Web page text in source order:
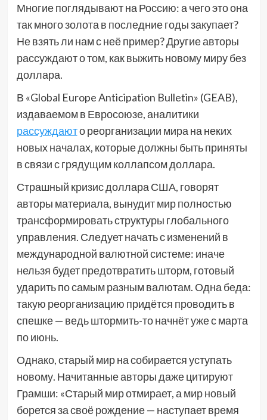
Многие поглядывают на Россию: а чего это она
так много золота в последние годы закупает?
Не взять ли нам с неё пример? Другие авторы
рассуждают о том, как выжить новому миру без
доллара.
В «Global Europe Anticipation Bulletin» (GEAB),
издаваемом в Евросоюзе, аналитики
рассуждаюто реорганизации мира на неких
новых началах, которые должны быть приняты
в связи с грядущим коллапсом доллара.
Страшный кризис доллара США, говорят
авторы материала, вынудит мир полностью
трансформировать структуры глобального
управления. Следует начать с изменений в
международной валютной системе: иначе
нельзя будет предотвратить шторм, готовый
ударить по самым разным валютам. Одна беда:
такую реорганизацию придётся проводить в
спешке — ведь штормить-то начнёт уже с марта
по июнь.
Однако, старый мир на собирается уступать
новому. Начитанные авторы даже цитируют
Грамши: «Старый мир отмирает, а мир новый
борется за своё рождение — наступает время